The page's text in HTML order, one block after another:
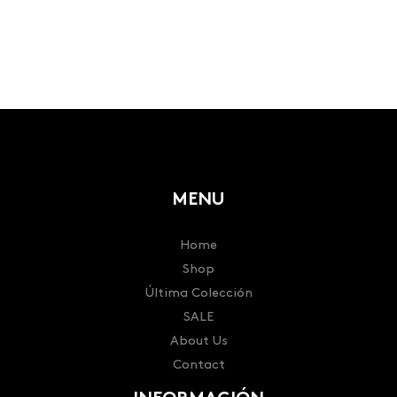
MENU
Home
Shop
Última Colección
SALE
About Us
Contact